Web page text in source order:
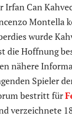
Can
Montella
wurde
die Hoffnung
nähere
Spieler
bestritt für
verzeichnete